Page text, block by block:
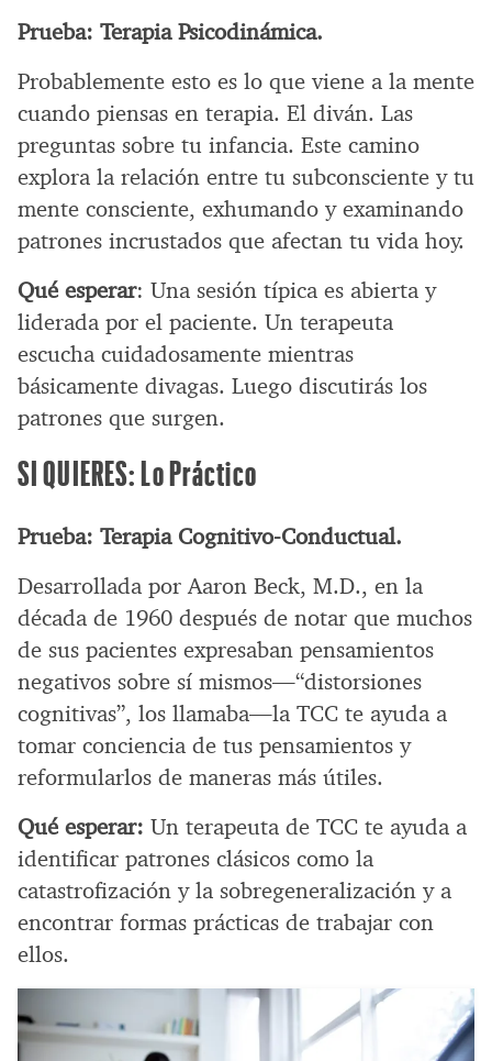
Prueba: Terapia Psicodinámica.
Probablemente esto es lo que viene a la mente
cuando piensas en terapia. El diván. Las
preguntas sobre tu infancia. Este camino
explora la relación entre tu subconsciente y tu
mente consciente, exhumando y examinando
patrones incrustados que afectan tu vida hoy.
Qué esperar: Una sesión típica es abierta y
liderada por el paciente. Un terapeuta
escucha cuidadosamente mientras
básicamente divagas. Luego discutirás los
patrones que surgen.
SI QUIERES: Lo Práctico
Prueba: Terapia Cognitivo-Conductual.
Desarrollada por Aaron Beck, M.D., en la
década de 1960 después de notar que muchos
de sus pacientes expresaban pensamientos
negativos sobre sí mismos—“distorsiones
cognitivas”, los llamaba—la TCC te ayuda a
tomar conciencia de tus pensamientos y
reformularlos de maneras más útiles.
Qué esperar: Un terapeuta de TCC te ayuda a
identificar patrones clásicos como la
catastrofización y la sobregeneralización y a
encontrar formas prácticas de trabajar con
ellos.